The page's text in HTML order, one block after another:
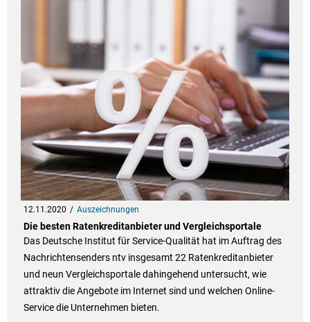
12.11.2020 Auszeichnungen
Die besten Ratenkreditanbieter und Vergleichsportale
Das Deutsche Institut für Service-Qualität hat im Auftrag des
Nachrichtensenders ntv insgesamt 22 Ratenkreditanbieter
und neun Vergleichsportale dahingehend untersucht, wie
attraktiv die Angebote im Internet sind und welchen Online-
Service die Unternehmen bieten.